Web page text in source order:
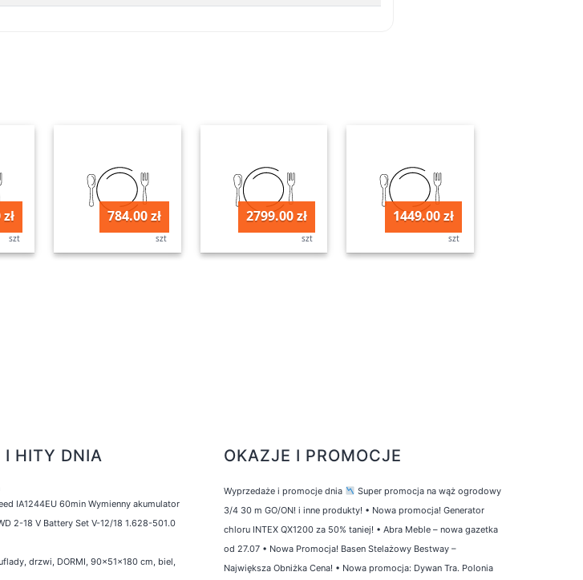
szt
784.00 zł
szt
2799.00 zł
szt
1449.00 zł
szt
I HITY DNIA
IA1244EU 60min Wymienny akumulator
2-18 V Battery Set V-12/18 1.628-501.0
drzwi, DORMI, 90x51x180 cm, biel,
OKAZJE I PROMOCJE
Wyprzedaże i promocje dnia
Super promocja na wąż ogrodowy
3/4 30 m GO/ON! i inne produkty! • Nowa promocja! Generator
chloru INTEX QX1200 za 50% taniej! • Abra Meble – nowa gazetka
od 27.07 • Nowa Promocja! Basen Stelażowy Bestway –
Największa Obniżka Cena! • Nowa promocja: Dywan Tra. Polonia